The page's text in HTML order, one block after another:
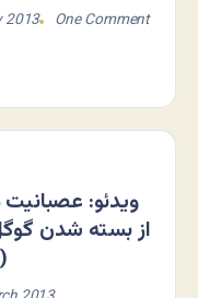
2013 One Comment
ویدئو: عصبانیت
از بسته شدن